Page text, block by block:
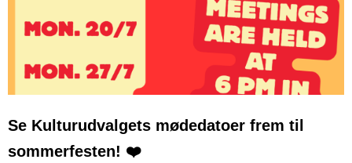
Se Kulturudvalgets mødedatoer frem til
sommerfesten! ❤️